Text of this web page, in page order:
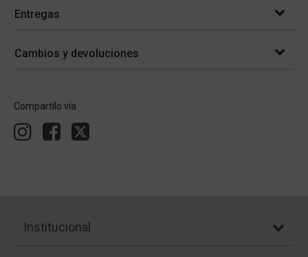
Entregas
Cambios y devoluciones
Compartílo vía
Institucional